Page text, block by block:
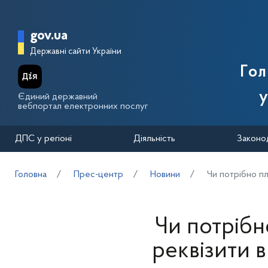
Головна сторінка Державної
gov.ua
Державні сайти України
Єдиний державний
вебпортал електронних послуг
ДПС у регіоні Діяльність
Головна Прес-центр Новини Чи потрібно
Чи
реквізити